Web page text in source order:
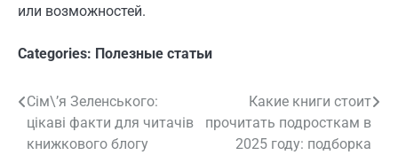
или возможностей.
Categories: Полезные статьи
Навигация
по
Сім\’я Зеленського:
цікаві факти для читачів
книжкового блогу
Какие книги стоит
прочитать подросткам в
2025 году: подборка